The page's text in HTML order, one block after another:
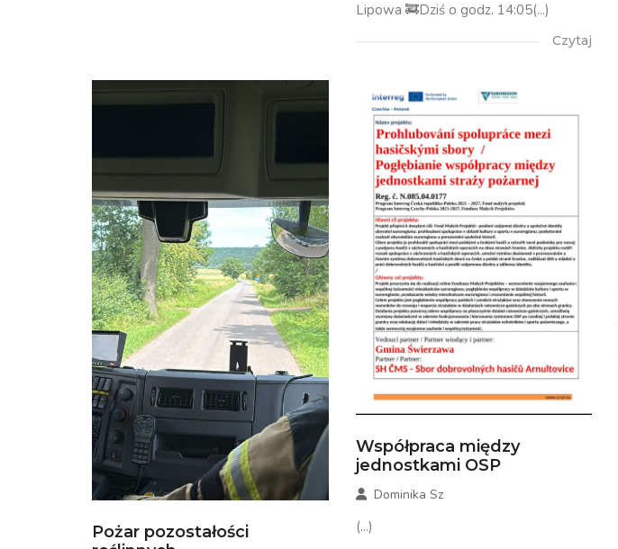
Lipowa 🚒Dziś o godz. 14:05(...)
Czytaj
Pożar pozostałości
Współpraca między
jednostkami OSP
Dominika Sz
(...)